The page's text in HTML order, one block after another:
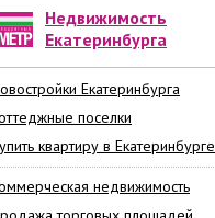
Недвижимость
Екатеринбурга
Екатеринбурга
поселки
квартиру в Екатеринбурге
недвижимость